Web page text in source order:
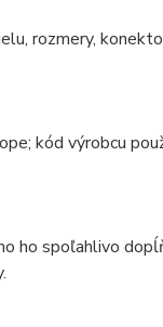
rozmery,
kód výrobcu
ho spoľahlivo